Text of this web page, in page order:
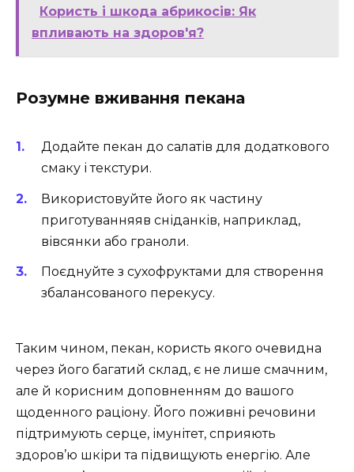
Користь і шкода абрикосів: Як
впливають на здоров'я?
Розумне вживання пекана
Додайте пекан до салатів для додаткового
смаку і текстури.
Використовуйте його як частину
приготуванняяв сніданків, наприклад,
вівсянки або граноли.
Поєднуйте з сухофруктами для створення
збалансованого перекусу.
Таким чином, пекан, користь якого очевидна
через його багатий склад, є не лише смачним,
але й корисним доповненням до вашого
щоденного раціону. Його поживні речовини
підтримують серце, імунітет, сприяють
здоров’ю шкіри та підвищують енергію. Але